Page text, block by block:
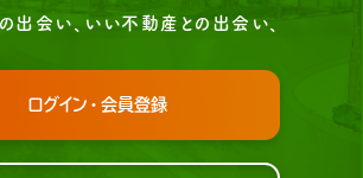
出会い、いい不動産との出会い、
ログイン・会員登録